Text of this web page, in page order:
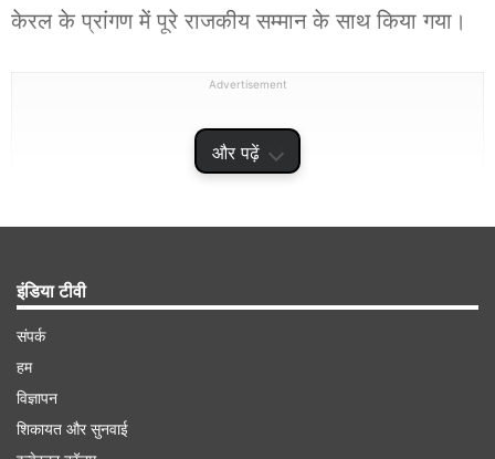
और पढ़ें
केरल के प्रांगण में पूरे राजकीय सम्मान के साथ किया गया।
Advertisement
मुख्यमंत्री सतीशन ने सलीम कुमार को श्रद्धांजलि दी
मुख्यमंत्री सतीशन ने X (पहले ट्विटर) पर सलीम कुमार के
इंडिया टीवी
संपर्क
हम
विज्ञापन
शिकायत और सुनवाई